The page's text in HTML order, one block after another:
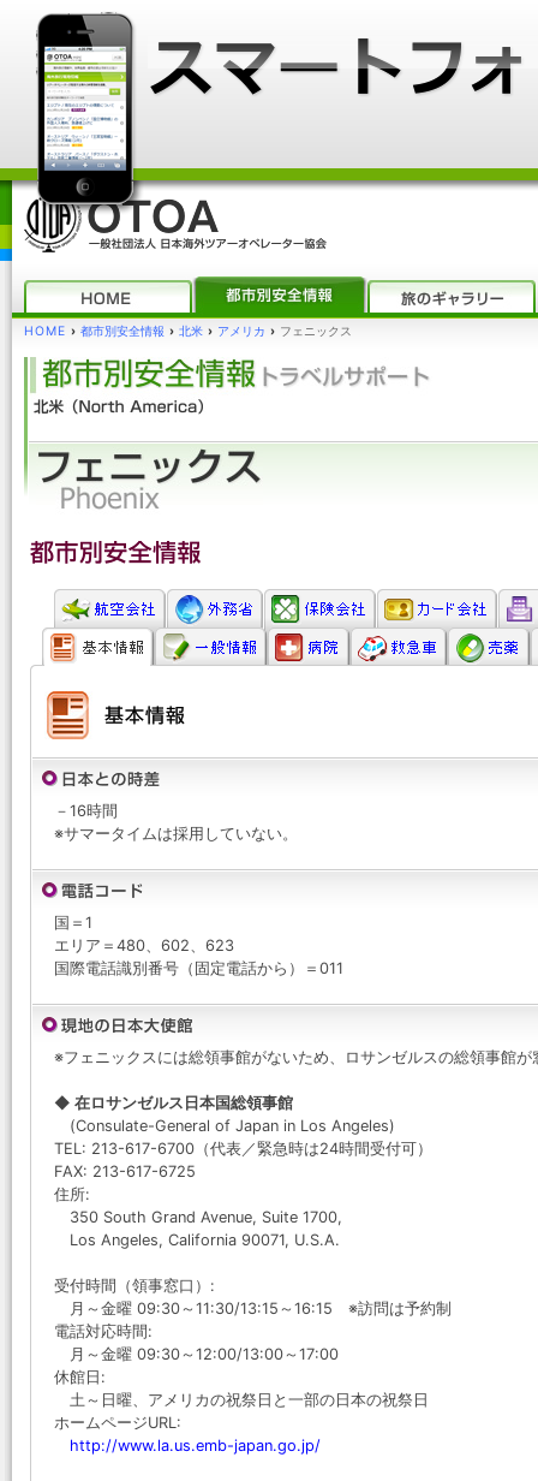
HOME › 都市別安全情報 › 北米 › アメリカ › フェニックス
－16時間
※サマータイムは採用していない。
国＝1
エリア＝480、602、623
国際電話識別番号（固定電話から）＝011
※フェニックスには総領事館がないため、ロサンゼルスの総領事館が
◆ 在ロサンゼルス日本国総領事館
(Consulate-General of Japan in Los Angeles)
TEL: 213-617-6700（代表／緊急時は24時間受付可）
FAX: 213-617-6725
住所:
350 South Grand Avenue, Suite 1700,
Los Angeles, California 90071, U.S.A.
受付時間（領事窓口）:
月～金曜 09:30～11:30/13:15～16:15 ※訪問は予約制
電話対応時間:
月～金曜 09:30～12:00/13:00～17:00
休館日:
土～日曜、アメリカの祝祭日と一部の日本の祝祭日
ホームページURL:
http://www.la.us.emb-japan.go.jp/